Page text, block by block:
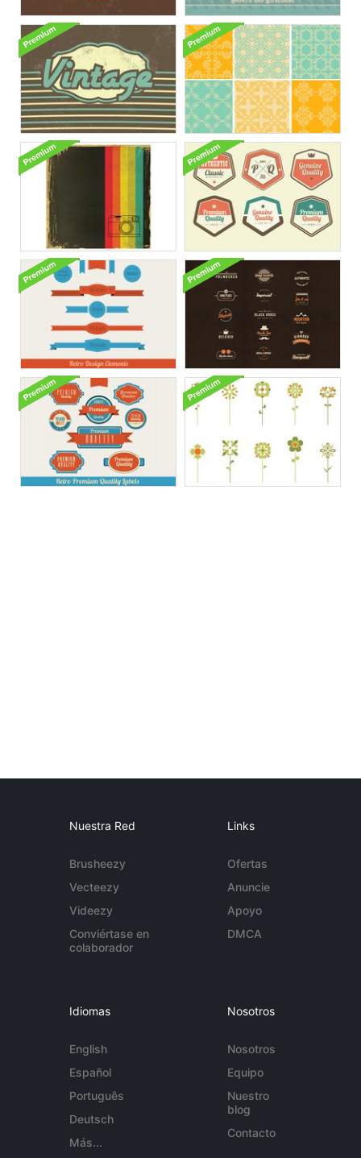
Nuestra Red
Brusheezy
Vecteezy
Videezy
Conviértase en
colaborador
Links
Ofertas
Anuncie
Apoyo
DMCA
Idiomas
English
Español
Português
Deutsch
Más...
Nosotros
Nosotros
Equipo
Nuestro
blog
Contacto